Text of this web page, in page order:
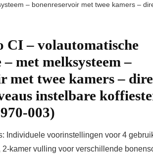
– bonenreservoir met twee kamers –
CI – volautomatische
met melksysteem –
met twee kamers –
instelbare
003)
Individuele voorinstellingen voor 4
kamer vulling voor verschillende